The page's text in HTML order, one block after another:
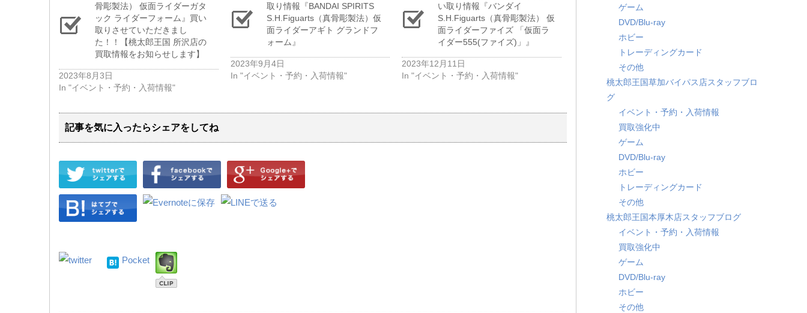
骨彫製法） ​仮面ライダーガタ
ック ​ライダーフォーム』買い
取りさせていただきまし
た！！【桃太郎王国 所沢店の
買取情報をお知らせします】
2023年8月3日
In "イベント・予約・入荷情報"
取り情報『BANDAI ​SPIRITS
S.H.Figuarts（真骨彫製法）仮
面ライダーアギト ​グランドフ
ォーム』
2023年9月4日
In "イベント・予約・入荷情報"
い取り情報『バンダイ
S.H.Figuarts（真骨彫製法） ​仮
面ライダーファイズ ​「仮面ラ
イダー555(ファイズ)」』
2023年12月11日
In "イベント・予約・入荷情報"
記事を気に入ったらシェアをしてね
Pocket
ゲーム
DVD/Blu-ray
ホビー
トレーディングカード
その他
桃太郎王国草加バイパス店スタッフブロ
グ
イベント・予約・入荷情報
買取強化中
ゲーム
DVD/Blu-ray
ホビー
トレーディングカード
その他
桃太郎王国本厚木店スタッフブログ
イベント・予約・入荷情報
買取強化中
ゲーム
DVD/Blu-ray
ホビー
その他